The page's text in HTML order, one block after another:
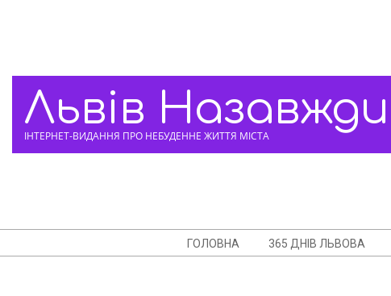
Львів Назавжди
ІНТЕРНЕТ-ВИДАННЯ ПРО НЕБУДЕННЕ ЖИТТЯ МІСТА
Menu
ГОЛОВНА 365 ДНІВ ЛЬВОВА